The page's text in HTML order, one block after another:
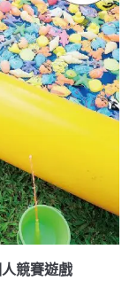
競賽遊戲